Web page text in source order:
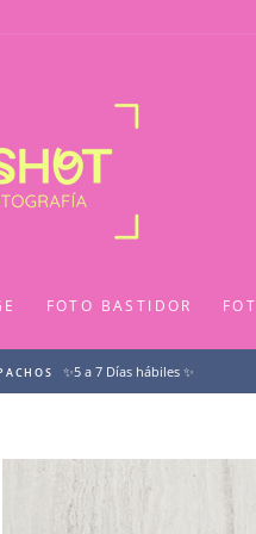
FOTO BASTIDOR
✨5 a 7 Días hábiles ✨